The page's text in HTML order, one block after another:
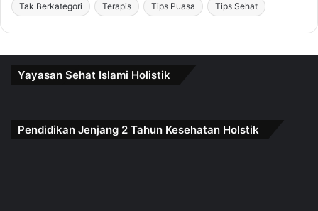
Tak Berkategori Terapis Tips Puasa Tips Sehat
Yayasan Sehat Islami Holistik
Pendidikan Jenjang 2 Tahun Kesehatan Holstik